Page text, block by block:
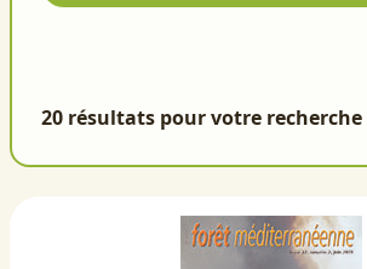
20 résultats pour votre recherche